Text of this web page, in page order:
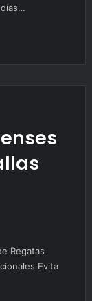
Regatas
Evita